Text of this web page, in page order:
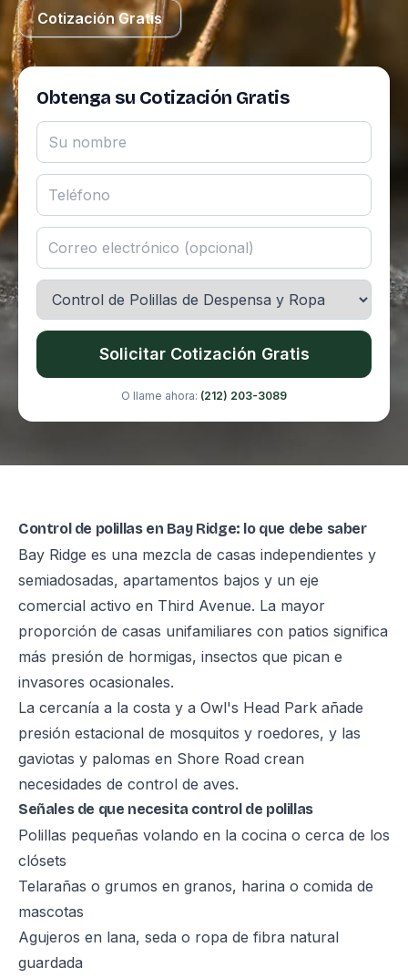
Cotización Gratis
Obtenga su Cotización Gratis
Solicitar Cotización Gratis
O llame ahora: (212) 203-3089
Control de polillas en Bay Ridge: lo que debe saber
Bay Ridge es una mezcla de casas independientes y
semiadosadas, apartamentos bajos y un eje
comercial activo en Third Avenue. La mayor
proporción de casas unifamiliares con patios significa
más presión de hormigas, insectos que pican e
invasores ocasionales.
La cercanía a la costa y a Owl's Head Park añade
presión estacional de mosquitos y roedores, y las
gaviotas y palomas en Shore Road crean
necesidades de control de aves.
Señales de que necesita control de polillas
Polillas pequeñas volando en la cocina o cerca de los
clósets
Telarañas o grumos en granos, harina o comida de
mascotas
Agujeros en lana, seda o ropa de fibra natural
guardada